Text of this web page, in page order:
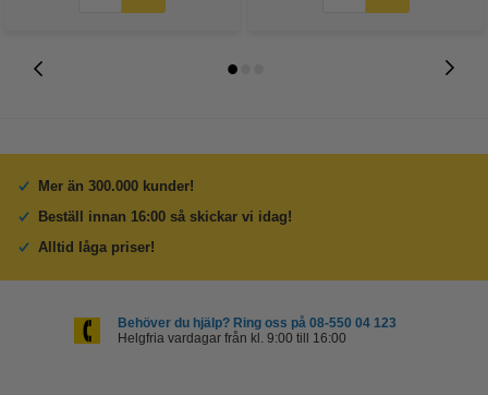
Mer än 300.000 kunder!
Beställ innan 16:00 så skickar vi idag!
Alltid låga priser!
Behöver du hjälp? Ring oss på 08-550 04 123
Helgfria vardagar från kl. 9:00 till 16:00